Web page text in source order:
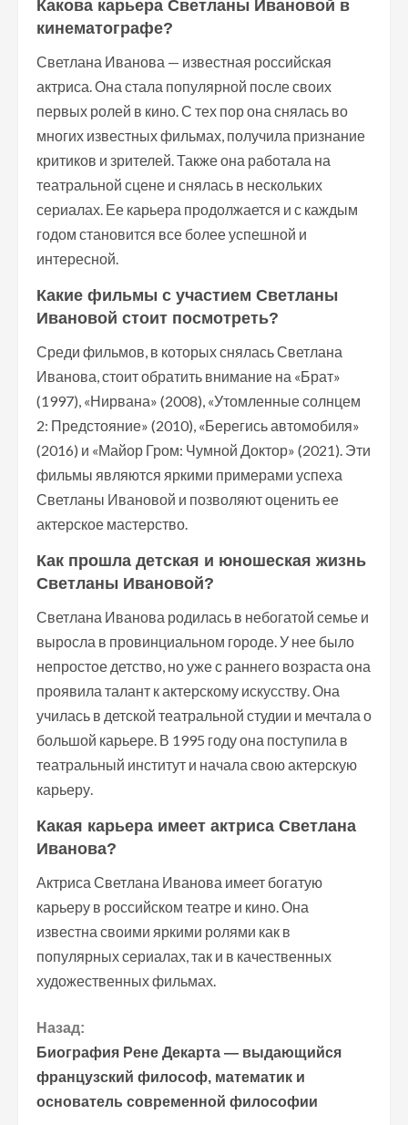
Какова карьера Светланы Ивановой в
кинематографе?
Светлана Иванова — известная российская
актриса. Она стала популярной после своих
первых ролей в кино. С тех пор она снялась во
многих известных фильмах, получила признание
критиков и зрителей. Также она работала на
театральной сцене и снялась в нескольких
сериалах. Ее карьера продолжается и с каждым
годом становится все более успешной и
интересной.
Какие фильмы с участием Светланы
Ивановой стоит посмотреть?
Среди фильмов, в которых снялась Светлана
Иванова, стоит обратить внимание на «Брат»
(1997), «Нирвана» (2008), «Утомленные солнцем
2: Предстояние» (2010), «Берегись автомобиля»
(2016) и «Майор Гром: Чумной Доктор» (2021). Эти
фильмы являются яркими примерами успеха
Светланы Ивановой и позволяют оценить ее
актерское мастерство.
Как прошла детская и юношеская жизнь
Светланы Ивановой?
Светлана Иванова родилась в небогатой семье и
выросла в провинциальном городе. У нее было
непростое детство, но уже с раннего возраста она
проявила талант к актерскому искусству. Она
училась в детской театральной студии и мечтала о
большой карьере. В 1995 году она поступила в
театральный институт и начала свою актерскую
карьеру.
Какая карьера имеет актриса Светлана
Иванова?
Актриса Светлана Иванова имеет богатую
карьеру в российском театре и кино. Она
известна своими яркими ролями как в
популярных сериалах, так и в качественных
художественных фильмах.
П
р
о
Назад:
Биография Рене Декарта — выдающийся
французский философ, математик и
основатель современной философии